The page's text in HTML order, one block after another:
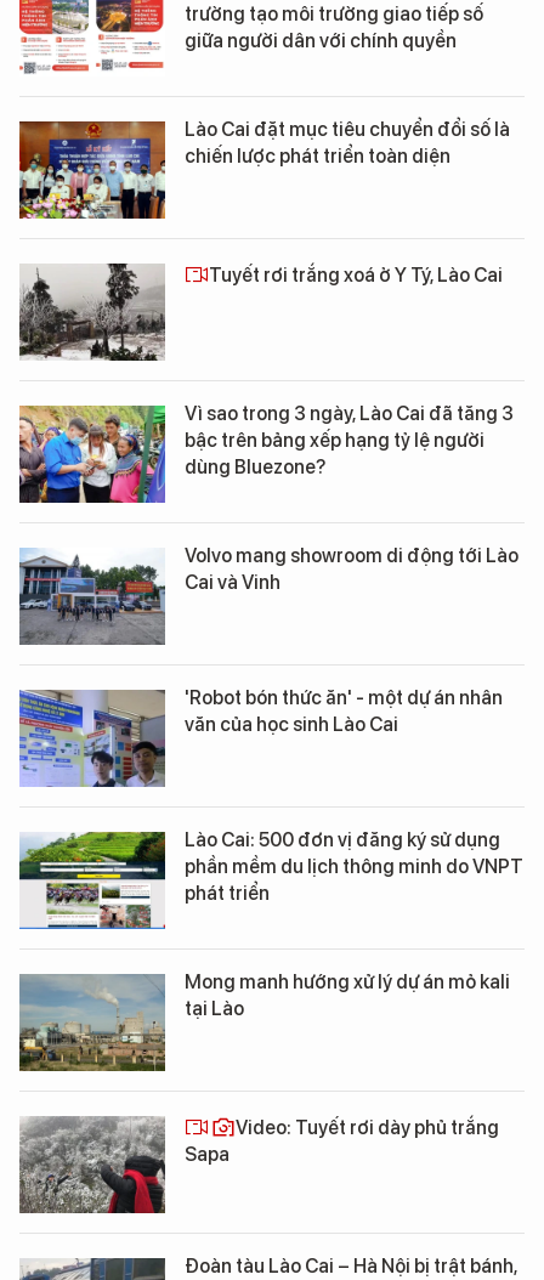
trường tạo môi trường giao tiếp số
giữa người dân với chính quyền
Lào Cai đặt mục tiêu chuyển đổi số là
chiến lược phát triển toàn diện
Tuyết rơi trắng xoá ở Y Tý, Lào Cai
Vì sao trong 3 ngày, Lào Cai đã tăng 3
bậc trên bảng xếp hạng tỷ lệ người
dùng Bluezone?
Volvo mang showroom di động tới Lào
Cai và Vinh
'Robot bón thức ăn' - một dự án nhân
văn của học sinh Lào Cai
Lào Cai: 500 đơn vị đăng ký sử dụng
phần mềm du lịch thông minh do VNPT
phát triển
Mong manh hướng xử lý dự án mỏ kali
tại Lào
Video: Tuyết rơi dày phủ trắng
Sapa
Đoàn tàu Lào Cai – Hà Nội bị trật bánh,